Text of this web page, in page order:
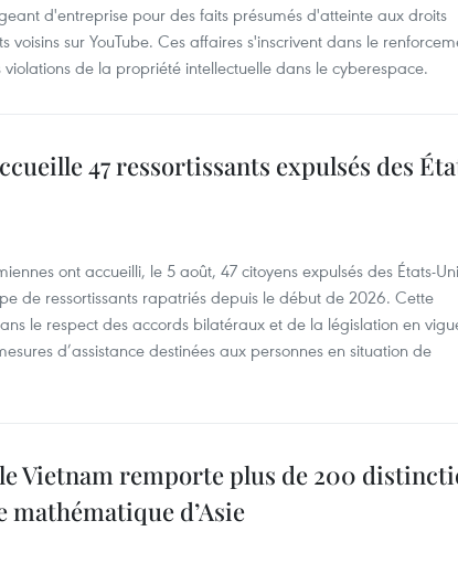
d'entreprise pour des faits présumés d'atteinte aux droits
voisins sur YouTube. Ces affaires s'inscrivent dans le
de la propriété intellectuelle dans le cyberespace.
47 ressortissants expulsés des
ont accueilli, le 5 août, 47 citoyens expulsés des États-
de ressortissants rapatriés depuis le début de 2026. Cette
le respect des accords bilatéraux et de la législation en
d’assistance destinées aux personnes en situation de
Vietnam remporte plus de 200
mathématique d’Asie